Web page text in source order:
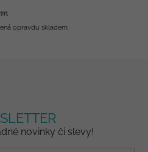
opravdu skladem
novinky či slevy!